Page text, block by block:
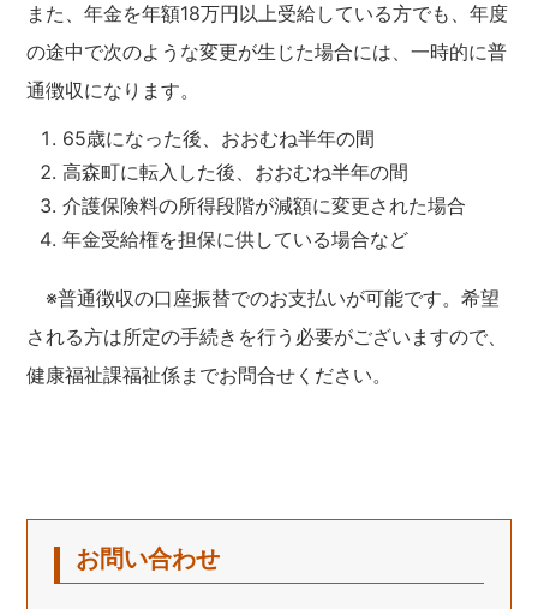
また、年金を年額18万円以上受給している方でも、年度
の途中で次のような変更が生じた場合には、一時的に普
通徴収になります。
65歳になった後、おおむね半年の間
高森町に転入した後、おおむね半年の間
介護保険料の所得段階が減額に変更された場合
年金受給権を担保に供している場合など
※普通徴収の口座振替でのお支払いが可能です。希望
される方は所定の手続きを行う必要がございますので、
健康福祉課福祉係までお問合せください。
お問い合わせ